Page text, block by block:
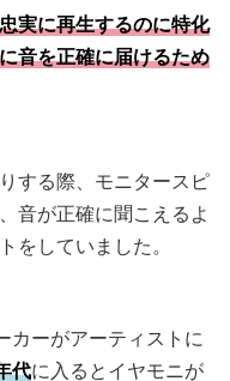
実に再生するのに特化
音を正確に届けるため
する際、モニタースピ
音が正確に聞こえるよ
をしていました。
カーがアーティストに
代に入るとイヤモニが